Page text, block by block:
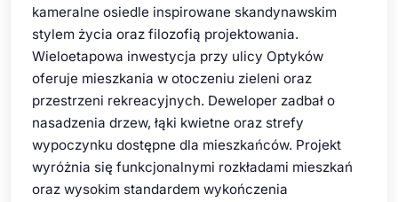
kameralne osiedle inspirowane skandynawskim
stylem życia oraz filozofią projektowania.
Wieloetapowa inwestycja przy ulicy Optyków
oferuje mieszkania w otoczeniu zieleni oraz
przestrzeni rekreacyjnych. Deweloper zadbał o
nasadzenia drzew, łąki kwietne oraz strefy
wypoczynku dostępne dla mieszkańców. Projekt
wyróżnia się funkcjonalnymi rozkładami mieszkań
oraz wysokim standardem wykończenia